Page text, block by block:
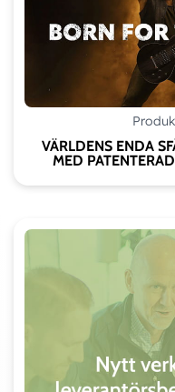
VÄRLDENS ENDA
MED